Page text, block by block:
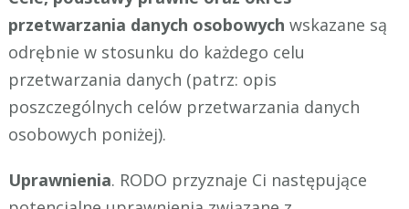
przetwarzania danych osobowych wskazane są
odrębnie w stosunku do każdego celu
przetwarzania danych (patrz: opis
poszczególnych celów przetwarzania danych
osobowych poniżej).
Uprawnienia. RODO przyznaje Ci następujące